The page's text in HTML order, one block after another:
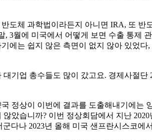
도체 과학법이라든지 아니면 IRA, 또
, 3월에 미국에서 어떻게 보면 수출 통제
에는 쉽지 않은 측면이 없지 않아 있었다
대기업 총수들도 많이 갔고요. 경제사절
정상이 이번에 결과를 도출해내기에는
않았습니까? 이번 정상회담에서 지난
군다나 2023년 올해 미국 샌프란시스코